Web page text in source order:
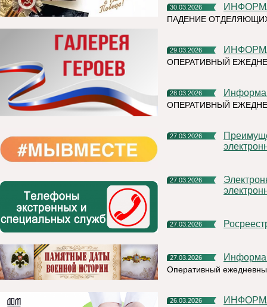
30.03.2026
ПАДЕНИЕ
29.03.2026
ОПЕРАТИВНЫЙ
28.03.2026
ОПЕРАТИВНЫЙ
27.03.2026
Преимущества подачи документов в Росреестр в
27.03.2026
Электронная платформа кадастровых работ: преимущество
27.03.2026
27.03.2026
Оперативный
26.03.2026